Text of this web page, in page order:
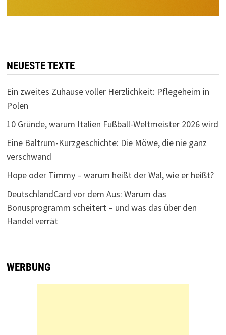
NEUESTE TEXTE
Ein zweites Zuhause voller Herzlichkeit: Pflegeheim in
Polen
10 Gründe, warum Italien Fußball-Weltmeister 2026 wird
Eine Baltrum-Kurzgeschichte: Die Möwe, die nie ganz
verschwand
Hope oder Timmy – warum heißt der Wal, wie er heißt?
DeutschlandCard vor dem Aus: Warum das
Bonusprogramm scheitert – und was das über den
Handel verrät
WERBUNG